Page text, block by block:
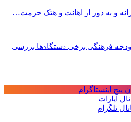
و به دور از اهانت و هتک حرمت…
فرهنگی برخی دستگاه‌ها بررسی
پیج اینستاگرام
آپارات
تلگرام